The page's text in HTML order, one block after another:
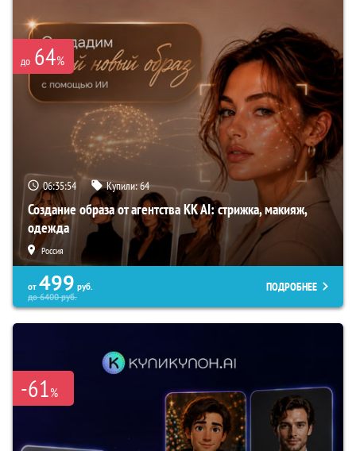
до 64%
06:35:53 Купили:64
Создание образа от агентства KK AI: стрижка, макияж,
одежда
Россия
от 499 руб.
до6400руб.
ПОДРОБНЕЕ
-61%